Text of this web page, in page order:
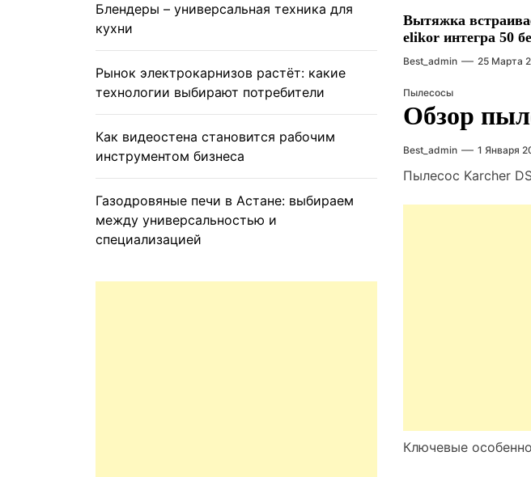
Вытяжка
elikor интегра 50
Best_admin 25 Марта
Пылесосы
Обзор
Best_admin 1 Января
Пылесос Karcher
Ключевые
Блендеры – универсальная техника для
кухни
Рынок электрокарнизов растёт: какие
технологии выбирают потребители
Как видеостена становится рабочим
инструментом бизнеса
Газодровяные печи в Астане: выбираем
между универсальностью и
специализацией